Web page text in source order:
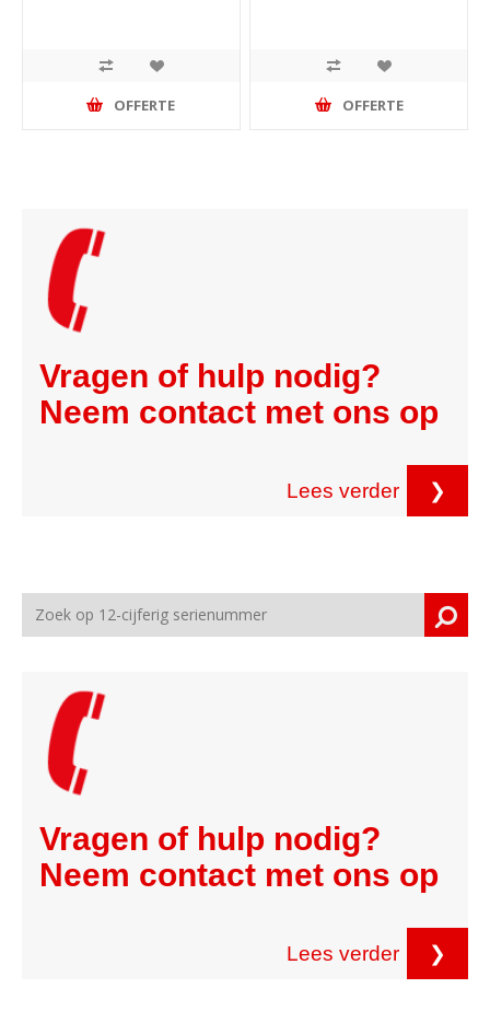
OFFERTE OFFERTE
Vragen of hulp nodig?
Neem contact met ons op
Lees verder ❯
Vragen of hulp nodig?
Neem contact met ons op
Lees verder ❯